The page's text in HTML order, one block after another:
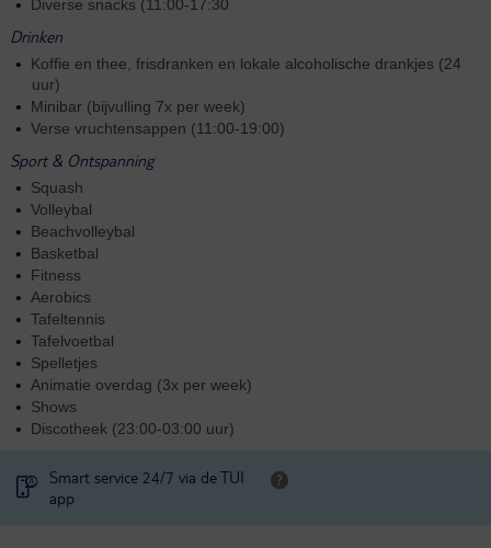
Diverse snacks (11:00-17:30
Drinken
Koffie en thee, frisdranken en lokale alcoholische drankjes (24
uur)
Minibar (bijvulling 7x per week)
Verse vruchtensappen (11:00-19:00)
Sport & Ontspanning
Squash
Volleybal
Beachvolleybal
Basketbal
Fitness
Aerobics
Tafeltennis
Tafelvoetbal
Spelletjes
Animatie overdag (3x per week)
Shows
Discotheek (23:00-03:00 uur)
Smart service 24/7 via de TUI
app